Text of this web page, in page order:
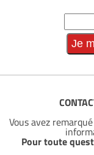
Vous avez
Pour toute